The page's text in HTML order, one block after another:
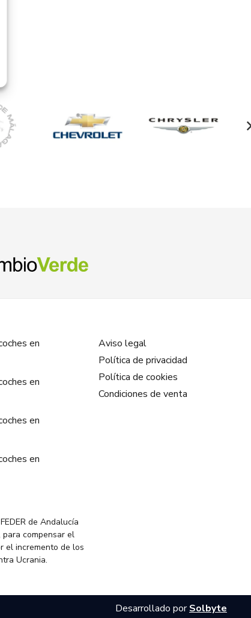
en
en
en
en
Aviso legal
Política de privacidad
Política de cookies
Condiciones de venta
de Andalucía
compensar el
el incremento de los
Ucrania.
Desarrollado porSolbyte